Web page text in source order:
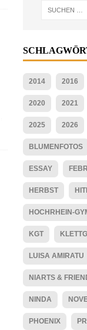
2014 2016
2020 2021
2025 2026
BLUMENFOTOS
ESSAY
HERBST
HOCHRHEIN-
KGT
LUISA AMIRATU
NIARTS &
NINDA
PHOENIX